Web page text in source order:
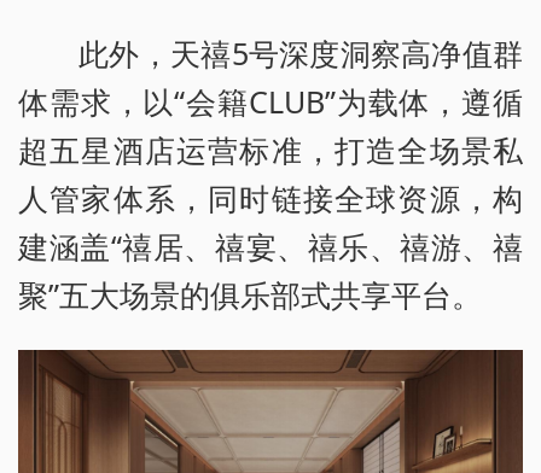
此外，天禧5号深度洞察高净值群
体需求，以“会籍CLUB”为载体，遵循
超五星酒店运营标准，打造全场景私
人管家体系，同时链接全球资源，构
建涵盖“禧居、禧宴、禧乐、禧游、禧
聚”五大场景的俱乐部式共享平台。